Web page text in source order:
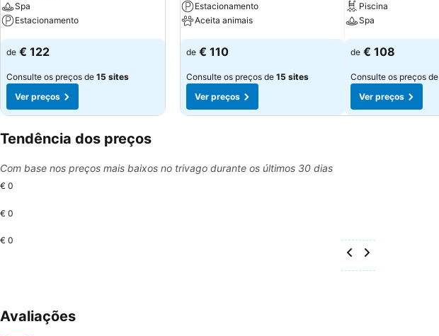
Spa
Estacionamento
Ver preços
de € 122
Consulte os preços de 15 sites
Ver preços
Estacionamento
Aceita animais
Ver preços
de € 110
Consulte os preços de 15 sites
Ver preços
Piscina
Spa
Ver preços
de € 108
Consulte os preços de
Ver preços
Tendência dos preços
Com base nos preços mais baixos no trivago durante os últimos 30 dias
€ 0
€ 0
€ 0
Avaliações